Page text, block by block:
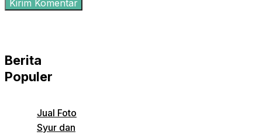
Berita
Populer
Jual Foto
Syur dan